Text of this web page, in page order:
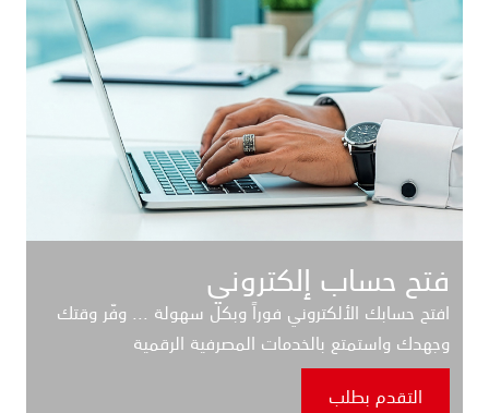
فتح حساب إلكتروني
افتح حسابك الألكتروني فوراً وبكل سهولة ... وفّر وقتك
وجهدك واستمتع بالخدمات المصرفية الرقمية
التقدم بطلب